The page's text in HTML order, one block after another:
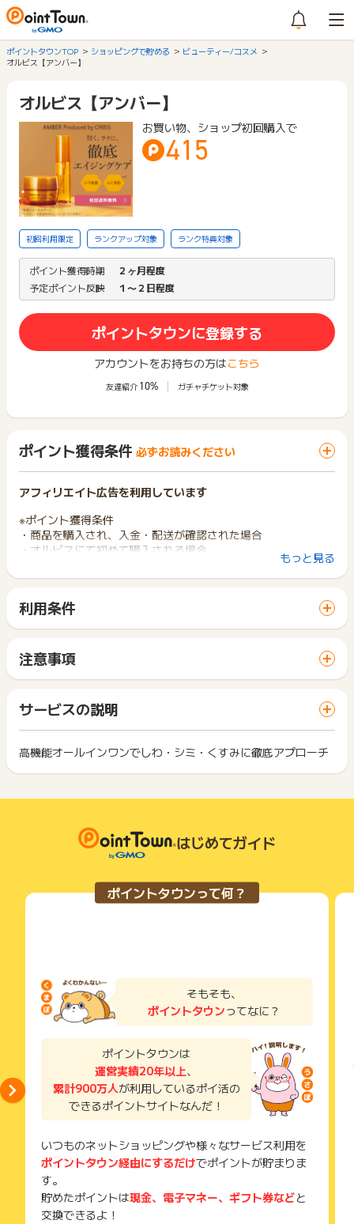
ポイントタウンTOP ショッピングで貯める
ビューティー/コスメ
オルビス【アンバー】
オルビス【アンバー】
お買い物、ショップ初回購入で
415
初回利用限定 ランクアップ対象 ランク特典対象
ポイント獲得時期
２ヶ月程度
予定ポイント反映
１〜２日程度
ポイントタウンに登録する
アカウントをお持ちの方はこちら
友達紹介 10% ガチャチケット対象
ポイント獲得条件 必ずお読みください
アフィリエイト広告を利用しています
※ポイント獲得条件
・商品を購入され、入金・配送が確認された場合
・オルビスにて初めて購入される場合
※ポイント獲得対象外条件
・登録不備
・注文キャンセル（クーリングオフ）
※本広告は以下に関する調査依頼を一切お受けできません。
ポイントタウンサポートでも対応いたしかねますので、ご了承
のうえご利用ください。
・獲得予定ポイントに反映されない
までお問い合わせください。ポイントについて、広告主に直接
お問い合わせをした場合、ポイント獲得対象外となる場合がご
もっと見る
利用条件
サイトに移動してからお申し込みやお買い物が完了するまでの
間に、同じブラウザ（※）で他のサイトに移動した場合はポイン
ト獲得ができません。
「 ショッピングでポイントGET 」ボタンを押した時とサービ
ス・お買い物利用時で、デバイス・ブラウザが異なる場合はポ
イント獲得ができません。
2回以上同じお買い物・サービスをご利用される場合は、毎回
ポイントタウンに戻り、「 ショッピングでポイントGET 」ボ
得無効」となる可能性があります。
・同一端末や同一世帯で、繰り返し利用不可のサービス・お買
い物を複数回ご利用された場合
て一度でも同サービス・お買い物を利用されたことがある場合
ご利用前には、Cookieの削除をおこなっていただくことを推奨
ださい。
各サービス・お買い物に掲載されている獲得条件を必ずよくお
読みください。
了などのメールは、ポイント獲得するまで必ず保管してくださ
獲得待ち・獲得失敗の状態でお問い合わせされる際に、該当の
メールを送っていただく場合がございます。
そのため、紛失・破棄された場合は対応いたしかねますので、
ご注意ください。
(※) SafariやChromeなどwebサイトを表示するアプリのこと
注意事項
一部のサービスにつきましては、1商品につき10円単位の金額
は切り捨てとなります。
ポイント獲得が1ポイント未満のものは切り捨てとなり、ポイ
ント履歴には記載されません。
につきましては、ポイントタウンのポイント獲得の対象には含
商品の交換や一部でもキャンセルされた場合、ポイントが無効
になる可能性もございます。
各サービス・お買い物の獲得ポイントや獲得条件、キャンペー
れた時点の条件が適用されます。
条件を達成しているかどうかは各広告主ではなく、代理店が行
り、急遽終了となる場合がございます。
広告に遷移しない場合は掲載が終了となっておりポイントが獲
得できませんので、ご注意くださいませ。
サービスの説明
高機能オールインワンでしわ・シミ・くすみに徹底アプローチ
はじめてガイド
ポイントタウンって何？
そもそも、
ポイントタウンってなに？
ポイントタウンは
運営実績20年以上、
累計900万人が利用しているポイ活の
できるポイントサイトなんだ！
いつものネットショッピングや様々なサービス利用を
ポイントタウン経由にするだけでポイントが貯まりま
す。
貯めたポイントは現金、電子マネー、ギフト券などと
交換できるよ！